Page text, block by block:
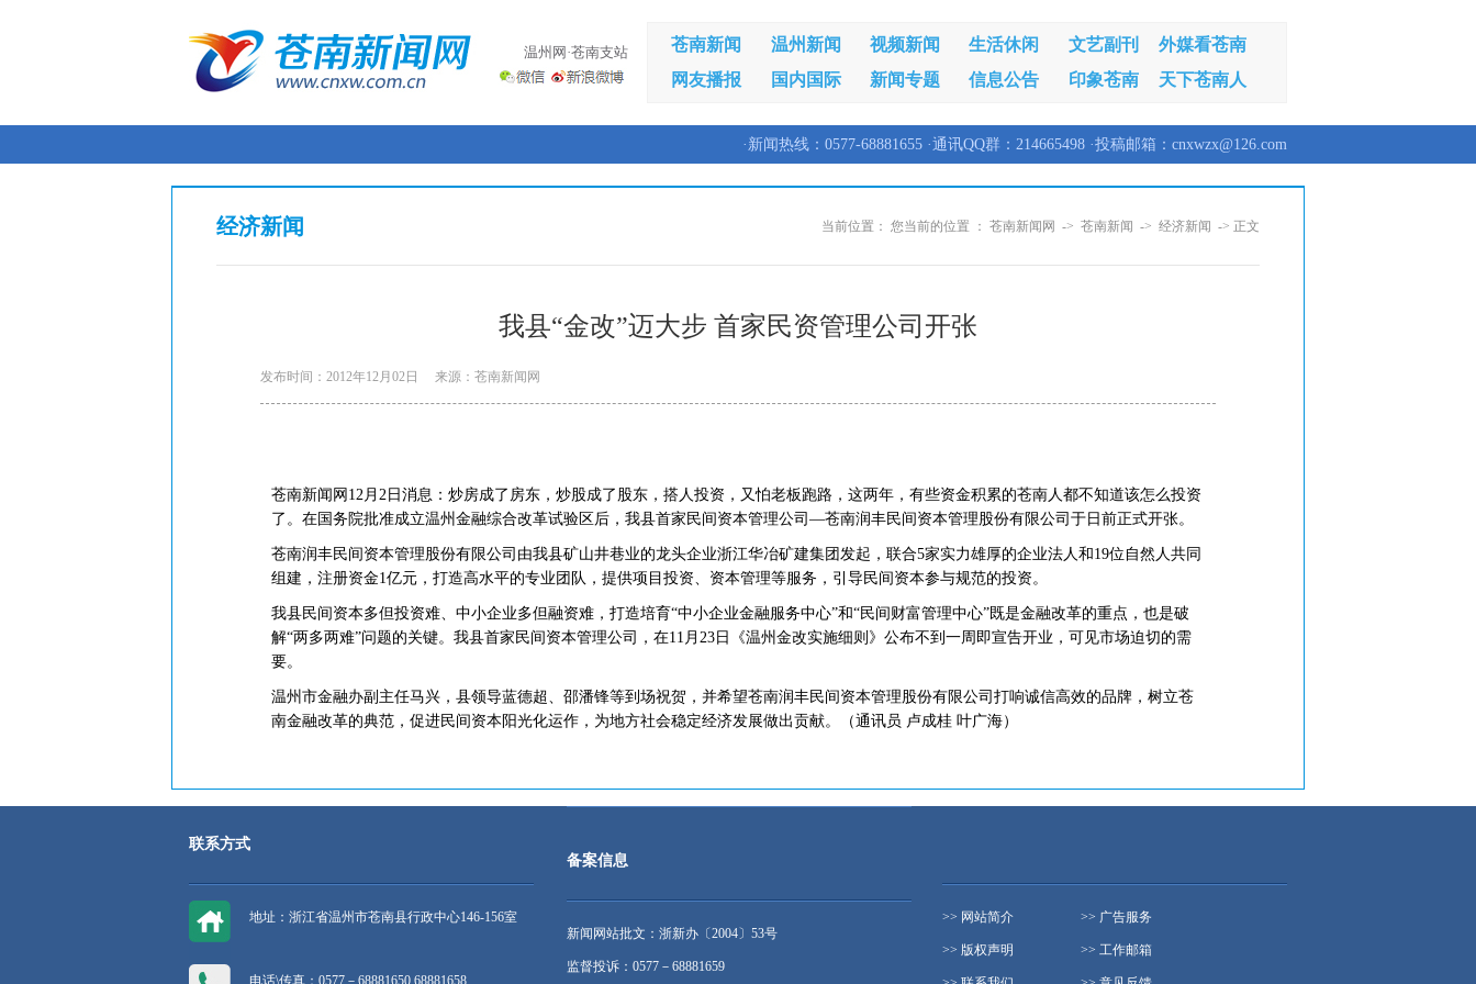
温州网·苍南支站 苍南新闻 温州新闻 视频新闻 生活休闲 文艺副刊
外媒看苍南
网友播报
国内国际 新闻专题 信息公告 印象苍南 天下苍南人
·新闻热线：0577-68881655 ·通讯QQ群：214665498 ·投稿邮箱：cnxwzx@126.com
当前位置： 您当前的位置 ： 苍南新闻网 -> 苍南新闻 -> 经济新闻 -> 正文
经济新闻
我县“金改”迈大步 首家民资管理公司开张
发布时间：2012年12月02日 来源：苍南新闻网
苍南新闻网12月2日消息：炒房成了房东，炒股成了股东，搭人投资，又怕老板跑路，这两年，有些资金积累的苍南人都不知道该怎么投资
了。在国务院批准成立温州金融综合改革试验区后，我县首家民间资本管理公司—苍南润丰民间资本管理股份有限公司于日前正式开张。
苍南润丰民间资本管理股份有限公司由我县矿山井巷业的龙头企业浙江华冶矿建集团发起，联合5家实力雄厚的企业法人和19位自然人共同
组建，注册资金1亿元，打造高水平的专业团队，提供项目投资、资本管理等服务，引导民间资本参与规范的投资。
我县民间资本多但投资难、中小企业多但融资难，打造培育“中小企业金融服务中心”和“民间财富管理中心”既是金融改革的重点，也是破
解“两多两难”问题的关键。我县首家民间资本管理公司，在11月23日《温州金改实施细则》公布不到一周即宣告开业，可见市场迫切的需
要。
温州市金融办副主任马兴，县领导蓝德超、邵潘锋等到场祝贺，并希望苍南润丰民间资本管理股份有限公司打响诚信高效的品牌，树立苍
南金融改革的典范，促进民间资本阳光化运作，为地方社会稳定经济发展做出贡献。（通讯员 卢成桂 叶广海）
联系方式
地址：浙江省温州市苍南县行政中心146-156室
电话\传真：0577－68881650 68881658
备案信息
新闻网站批文：浙新办〔2004〕53号
监督投诉：0577－68881659
>> 网站简介 >> 广告服务
>> 版权声明 >> 工作邮箱